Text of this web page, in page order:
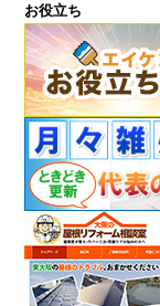
お役立ち